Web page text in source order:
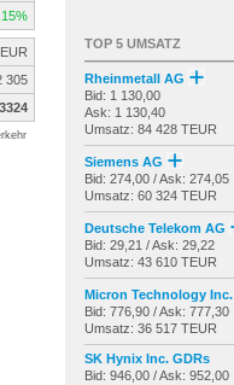
305
TOP 5 UMSATZ
Rheinmetall AG
Bid: 1 130,00
Ask: 1 130,40
Umsatz: 84 428 TEUR
Siemens AG
Bid: 274,00 / Ask: 274,05
Umsatz: 60 324 TEUR
Deutsche Telekom AG
Bid: 29,21 / Ask: 29,22
Umsatz: 43 610 TEUR
Micron Technology Inc.
Bid: 776,90 / Ask: 777,30
Umsatz: 36 517 TEUR
SK Hynix Inc. GDRs
Bid: 946,00 / Ask: 952,00